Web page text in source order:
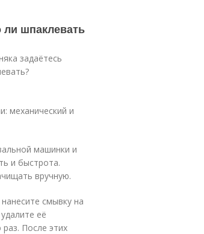
шпаклевать
задаётесь
механический и
машинки и
и быстрота.
вручную.
смывку на
её
После этих